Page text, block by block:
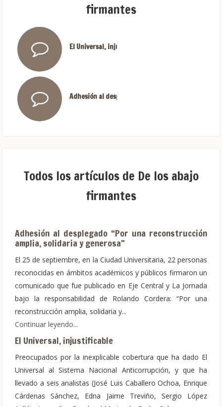
firmantes
El Universal, injustificable
Adhesión al desplegado “Por una reconstrucción
Todos los artículos de De los abajo
firmantes
Adhesión al desplegado “Por una reconstrucción
amplia, solidaria y generosa”
El 25 de septiembre, en la Ciudad Universitaria, 22 personas
reconocidas en ámbitos académicos y públicos firmaron un
comunicado que fue publicado en Eje Central y La Jornada
bajo la responsabilidad de Rolando Cordera: “Por una
reconstrucción amplia, solidaria y...
Continuar leyendo...
El Universal, injustificable
Preocupados por la inexplicable cobertura que ha dado El
Universal al Sistema Nacional Anticorrupción, y que ha
llevado a seis analistas (José Luis Caballero Ochoa, Enrique
Cárdenas Sánchez, Edna Jaime Treviño, Sergio López